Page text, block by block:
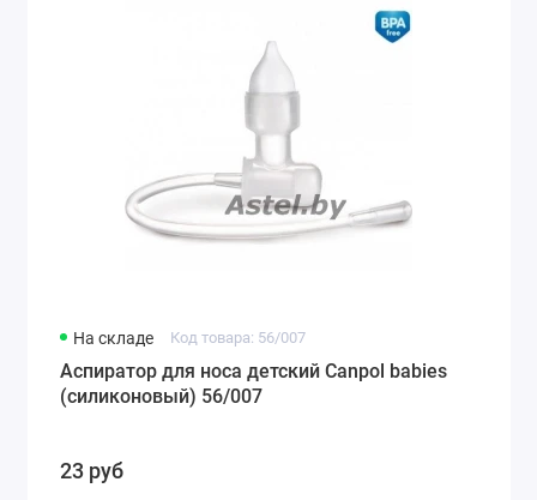
На складе Код товара: 56/007
Аспиратор для носа детский Canpol babies
(силиконовый) 56/007
23 руб